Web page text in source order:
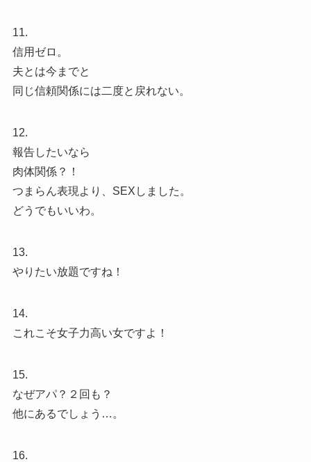
11.
信用ゼロ。
夫とは今までと
同じ信頼関係には二度と戻れない。
12.
報告したいなら
肉体関係？！
つまらん表現より、SEXしました。
どうでもいいわ。
13.
やりたい放題ですね！
14.
これこそ女子力高い女ですよ！
15.
なぜアパ？２回も？
他にあるでしょう…。
16.